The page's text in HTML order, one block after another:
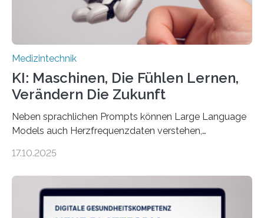
Medizintechnik
KI: Maschinen, Die Fühlen Lernen,
Verändern Die Zukunft
Neben sprachlichen Prompts können Large Language
Models auch Herzfrequenzdaten verstehen,
haben Dr. Morris Gellisch, ehemals an der Ruhr-
und Boris Burr von der Ruhr-Universität Bochum in
dafür eine technische Schnittstelle, über die
17.10.2025